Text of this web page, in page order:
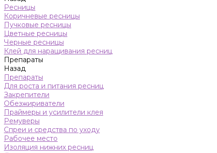
Ресницы
Коричневые ресницы
Пучковые ресницы
Цветные ресницы
Черные ресницы
Клей для наращивания ресниц
Препараты
Назад
Препараты
Для роста и питания ресниц
Закрепители
Обезжириватели
Праймеры и усилители клея
Ремуверы
Спреи и средства по уходу
Рабочее место
Изоляция нижних ресниц